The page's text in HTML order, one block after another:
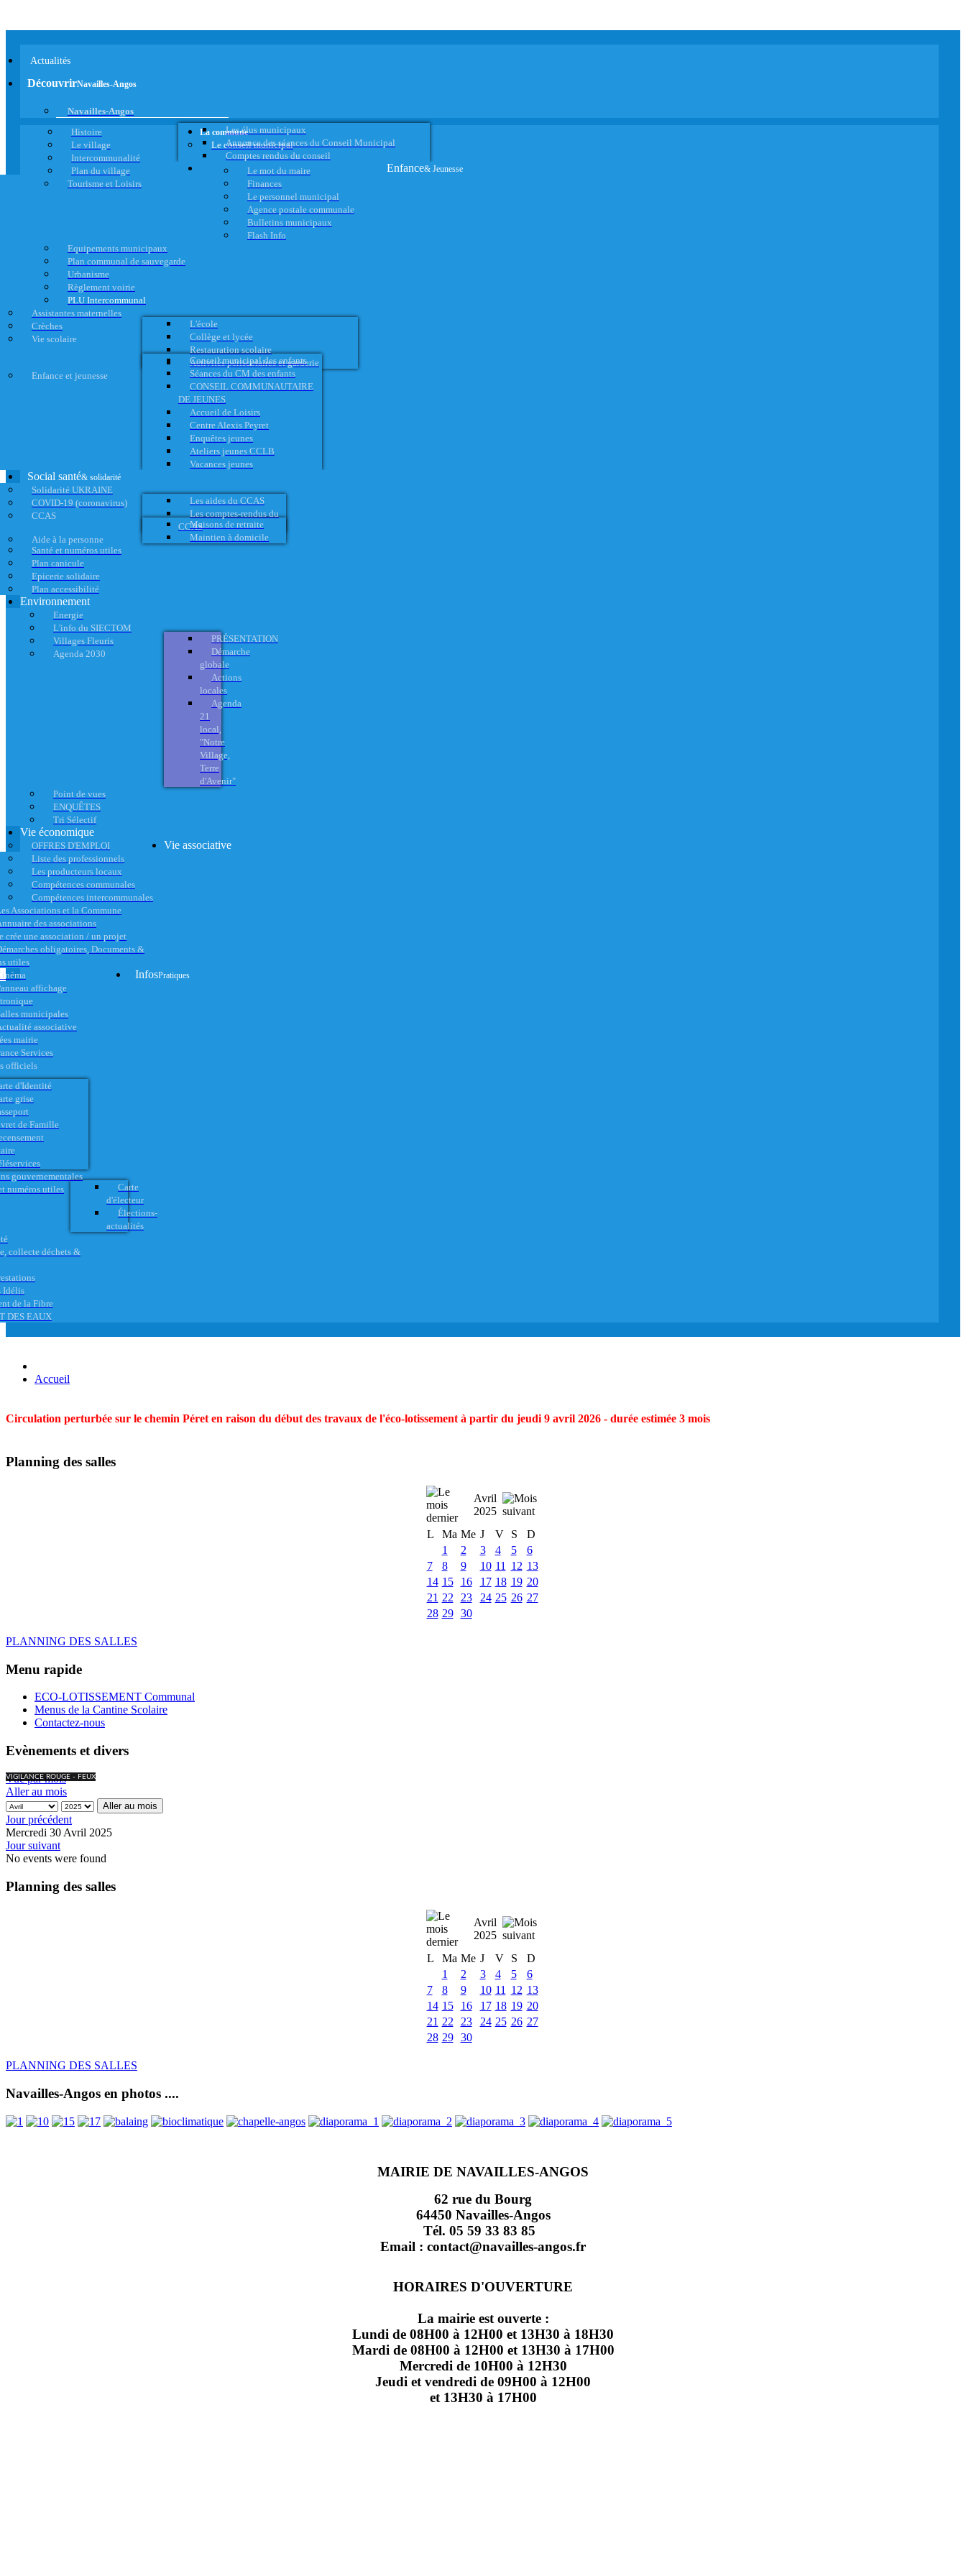
Actualités
DécouvrirNavailles-Angos
Navailles-Angos
Histoire
Le village
Intercommunalité
Plan du village
Tourisme et Loisirs
La commune
Le conseil municipal
Les élus municipaux
Annonce des séances du Conseil Municipal
Comptes rendus du conseil
Le mot du maire
Finances
Le personnel municipal
Agence postale communale
Bulletins municipaux
Flash Info
Equipements municipaux
Plan communal de sauvegarde
Urbanisme
Règlement voirie
PLU Intercommunal
Enfance& Jeunesse
Assistantes maternelles
Crèches
Vie scolaire
L'école
Collège et lycée
Restauration scolaire
Activités périscolaires et garderie
Enfance et jeunesse
Conseil municipal des enfants
Séances du CM des enfants
CONSEIL COMMUNAUTAIRE
DE JEUNES
Accueil de Loisirs
Centre Alexis Peyret
Enquêtes jeunes
Ateliers jeunes CCLB
Vacances jeunes
Social santé& solidarité
Solidarité UKRAINE
COVID-19 (coronavirus)
CCAS
Les aides du CCAS
Les comptes-rendus du
CCAS
Aide à la personne
Maisons de retraite
Maintien à domicile
Santé et numéros utiles
Plan canicule
Epicerie solidaire
Plan accessibilité
Environnement
Energie
L'info du SIECTOM
Villages Fleuris
Agenda 2030
PRÉSENTATION
Démarche
globale
Actions
locales
Agenda
21
local,
"Notre
Village,
Terre
d'Avenir"
Point de vues
ENQUÊTES
Tri Sélectif
Vie économique
OFFRES D'EMPLOI
Liste des professionnels
Les producteurs locaux
Compétences communales
Compétences intercommunales
Vie associative
Associations et la Commune
des associations
crée une association / un projet
obligatoires, Documents &
utiles
affichage
municipales
associative
InfosPratiques
mairie
Services
officiels
d'Identité
grise
de Famille
gouvernementales
numéros utiles
Carte
d'électeur
Élections-
actualités
collecte déchets &
Idélis
de la Fibre
DES EAUX
Accueil
Circulation perturbée sur le chemin Péret en raison du début des travaux de l'éco-lotissement à partir du jeudi 9 avril 2026 - durée estimée 3 mois
Planning des salles
Avril
2025
L
Ma Me J V S
D
1
2 3 4 5
6
7
8 9 10 11 12 13
14 15 16 17 18 19 20
21 22 23 24 25 26 27
28 29 30
PLANNING DES SALLES
Menu rapide
ECO-LOTISSEMENT Communal
Menus de la Cantine Scolaire
Contactez-nous
Evènements et divers
VIGILANCE ROUGE - FEUX
Vue par mois
Aller au mois
Aller au mois
Jour précédent
Mercredi 30 Avril 2025
Jour suivant
No events were found
Planning des salles
Avril
2025
L
Ma Me J V S
D
1
2 3 4 5
6
7
8 9 10 11 12 13
14 15 16 17 18 19 20
21 22 23 24 25 26 27
28 29 30
PLANNING DES SALLES
Navailles-Angos en photos ....
MAIRIE DE NAVAILLES-ANGOS
62 rue du Bourg
64450 Navailles-Angos
Tél. 05 59 33 83 85
Email : contact@navailles-angos.fr
HORAIRES D'OUVERTURE
La mairie est ouverte :
Lundi de 08H00 à 12H00 et 13H30 à 18H30
Mardi de 08H00 à 12H00 et 13H30 à 17H00
Mercredi de 10H00 à 12H30
Jeudi et vendredi de 09H00 à 12H00
et 13H30 à 17H00